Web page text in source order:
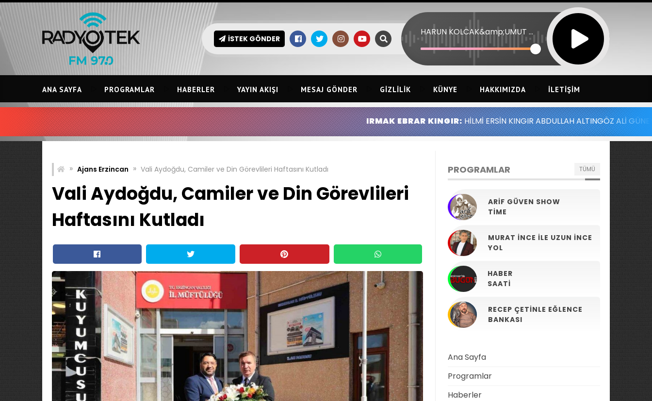
Skip
to
content
İSTEK GÖNDER
HARUN KOLCAK&amp;UMUT KUZEY 19 - MUPTELAYIM SANA
ANA SAYFA PROGRAMLAR HABERLER YAYIN AKIŞI MESAJ GÖNDER GIZLILIK KÜNYE HAKKIMIZDA İLETIŞIM
IRMAK EBRAR KINGIR:HİLMİ ERSİN KINGIR ABDULLAH ALTINGÖZ ALİ GÜNEY MELİH YILMAZ
» Ajans Erzincan » Vali Aydoğdu, Camiler ve Din Görevlileri Haftasını Kutladı
Vali Aydoğdu, Camiler ve Din Görevlileri
Haftasını Kutladı
PROGRAMLAR TÜMÜ
ARIF GÜVEN SHOW
TIME
MURAT İNCE ILE UZUN İNCE
YOL
HABER
SAATI
RECEP ÇETINLE EĞLENCE
BANKASI
Ana Sayfa
Programlar
Haberler